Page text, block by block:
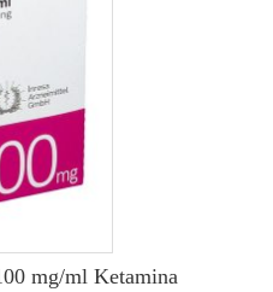
mg/ml Ketamina